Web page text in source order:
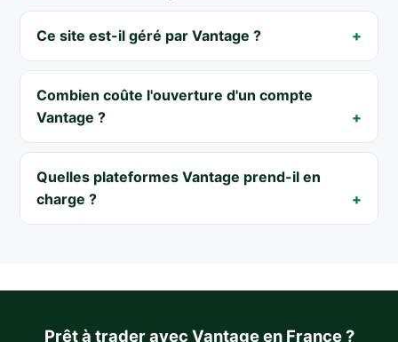
Ce site est-il géré par Vantage ?
Combien coûte l'ouverture d'un compte
Vantage ?
Quelles plateformes Vantage prend-il en
charge ?
Prêt à trader avec Vantage en France ?